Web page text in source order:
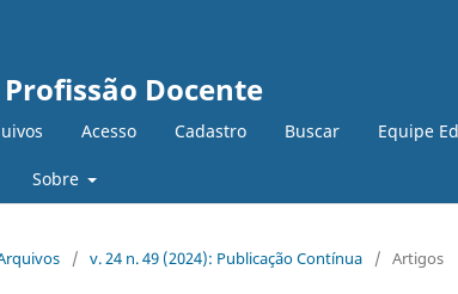
Docente
Acesso Cadastro Buscar Equipe
Sobre
/ v. 24 n. 49 (2024): Publicação Contínua / Artigos